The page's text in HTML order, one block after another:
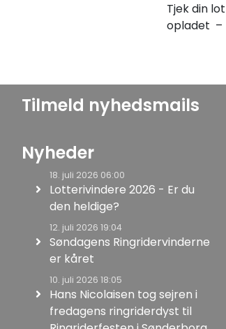
Tjek din
opladet –
Tilmeld nyhedsmails
Nyheder
18. juli 2026 06:00
Lotterivindere 2026 - Er du
den heldige?
12. juli 2026 19:04
Søndagens Ringridervinderne
er kåret
10. juli 2026 18:05
Hans Nicolaisen tog sejren i
fredagens ringriderdyst til